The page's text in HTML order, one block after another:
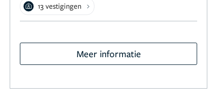
13 vestigingen
Meer informatie